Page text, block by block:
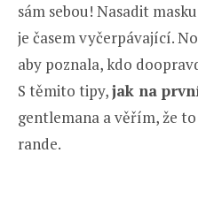
sám sebou! Nasadit
je časem vyčerpávající.
aby poznala, kdo
S těmito tipy,jak na
gentlemana a věřím, že
rande.